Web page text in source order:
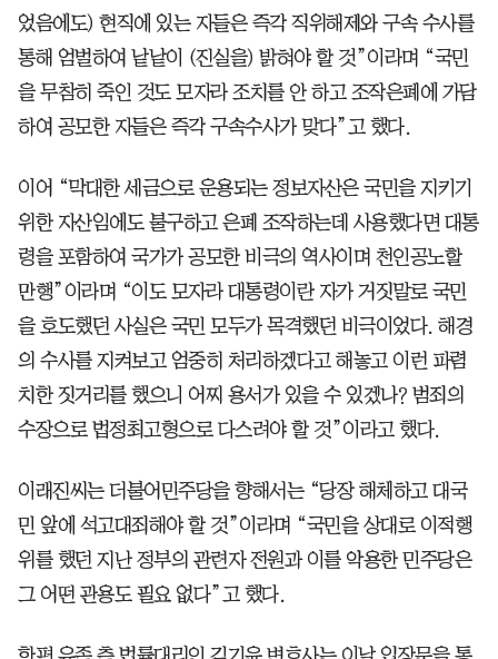
었음에도) 현직에 있는 자들은 즉각 직위해제와 구속 수사를
통해 엄벌하여 낱낱이 (진실을) 밝혀야 할 것”이라며 “국민
을 무참히 죽인 것도 모자라 조치를 안 하고 조작은폐에 가담
하여 공모한 자들은 즉각 구속수사가 맞다”고 했다.
이어 “막대한 세금으로 운용되는 정보자산은 국민을 지키기
위한 자산임에도 불구하고 은폐 조작하는데 사용했다면 대통
령을 포함하여 국가가 공모한 비극의 역사이며 천인공노할
만행”이라며 “이도 모자라 대통령이란 자가 거짓말로 국민
을 호도했던 사실은 국민 모두가 목격했던 비극이었다. 해경
의 수사를 지켜보고 엄중히 처리하겠다고 해놓고 이런 파렴
치한 짓거리를 했으니 어찌 용서가 있을 수 있겠나? 범죄의
수장으로 법정최고형으로 다스려야 할 것”이라고 했다.
이래진씨는 더불어민주당을 향해서는 “당장 해체하고 대국
민 앞에 석고대죄해야 할 것”이라며 “국민을 상대로 이적행
위를 했던 지난 정부의 관련자 전원과 이를 악용한 민주당은
그 어떤 관용도 필요 없다”고 했다.